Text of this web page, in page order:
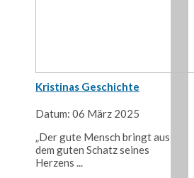
Kristinas Geschichte
Datum: 06 März 2025
„Der gute Mensch bringt aus
dem guten Schatz seines
Herzens ...